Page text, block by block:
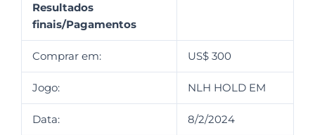
Resultados
finais/Pagamentos
Comprar em: US$ 300
Jogo: NLH HOLD EM
Data: 8/2/2024